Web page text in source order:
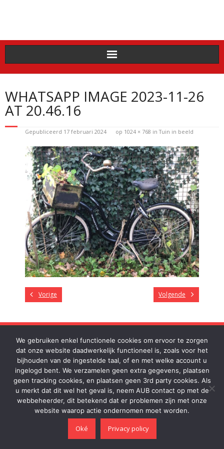
WHATSAPP IMAGE 2023-11-26
AT 20.46.16
Gepubliceerd 17 februari 2024 op 1024 × 768 inTuin in beeld
Vorige Volgende
DONATIES
Wilt u ons steunen? Stort uw bijdrage op onze rekening:
NL31RABO0306883732 Dank je wel!
Thema doorThink Up Themes Ltd. Aangedreven doorWordPress.
We gebruiken enkel functionele cookies om ervoor te zorgen
dat onze website daadwerkelijk functioneel is, zoals voor het
bijhouden van de ingestelde taal, of en met welke account u
ingelogd bent. We verzamelen geen extra gegevens, plaatsen
geen tracking cookies, en plaatsen geen 3rd party cookies. Als
u merkt dat dit wel het geval is, neem AUB contact op met de
webbeheerder, dit betekend dat er problemen zijn met onze
website waarop actie ondernomen moet worden.
Oké Privacy policy